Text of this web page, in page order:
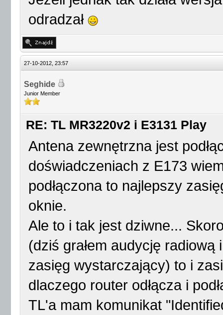
odradzał
27-10-2012, 23:57
Seghide
Junior Member
RE: TL MR3220v2 i E3131 Play
Antena zewnętrzna jest
doświadczeniach z E173
podłączona to najlepszy
oknie.
Ale to i tak jest dziwne...
(dziś grałem audycję
zasięg wystarczający) to i
dlaczego router odłącza i
TL'a mam komunikat